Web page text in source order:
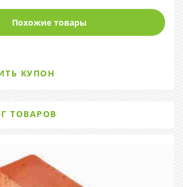
Похожие товары
КУПОН
ТОВАРОВ